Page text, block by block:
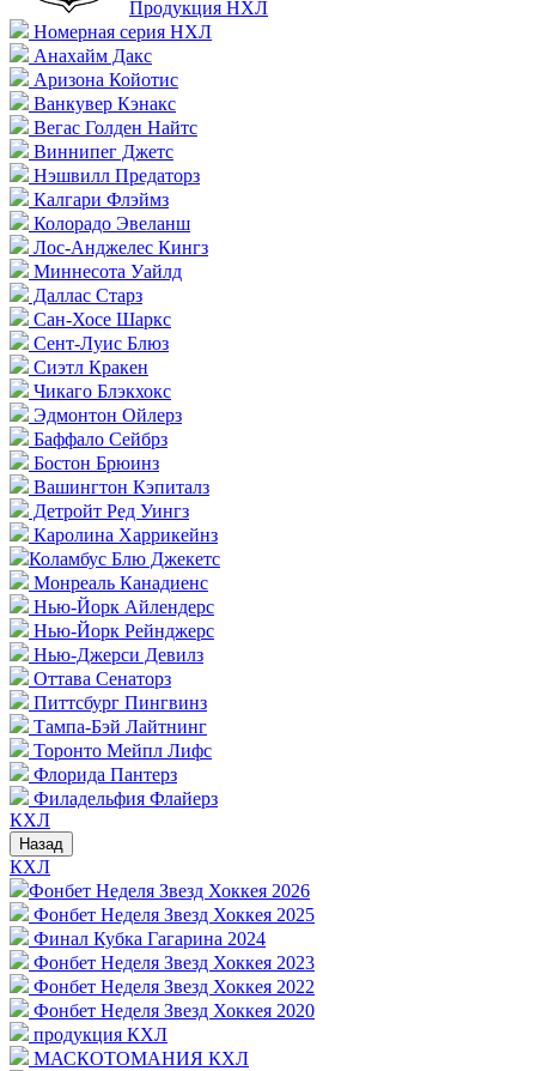
Продукция НХЛ
Номерная серия НХЛ
Анахайм Дакс
Аризона Койотис
Ванкувер Кэнакс
Вегас Голден Найтс
Виннипег Джетс
Нэшвилл Предаторз
Калгари Флэймз
Колорадо Эвеланш
Лос-Анджелес Кингз
Миннесота Уайлд
Даллас Старз
Сан-Хосе Шаркс
Сент-Луис Блюз
Сиэтл Кракен
Чикаго Блэкхокс
Эдмонтон Ойлерз
Баффало Сейбрз
Бостон Брюинз
Вашингтон Кэпиталз
Детройт Ред Уингз
Каролина Харрикейнз
Коламбус Блю Джекетс
Монреаль Канадиенс
Нью-Йорк Айлендерс
Нью-Йорк Рейнджерс
Нью-Джерси Девилз
Оттава Сенаторз
Питтсбург Пингвинз
Тампа-Бэй Лайтнинг
Торонто Мейпл Лифс
Флорида Пантерз
Филадельфия Флайерз
КХЛ
Назад
КХЛ
Фонбет Неделя Звезд Хоккея 2026
Фонбет Неделя Звезд Хоккея 2025
Финал Кубка Гагарина 2024
Фонбет Неделя Звезд Хоккея 2023
Фонбет Неделя Звезд Хоккея 2022
Фонбет Неделя Звезд Хоккея 2020
продукция КХЛ
МАСКОТОМАНИЯ КХЛ